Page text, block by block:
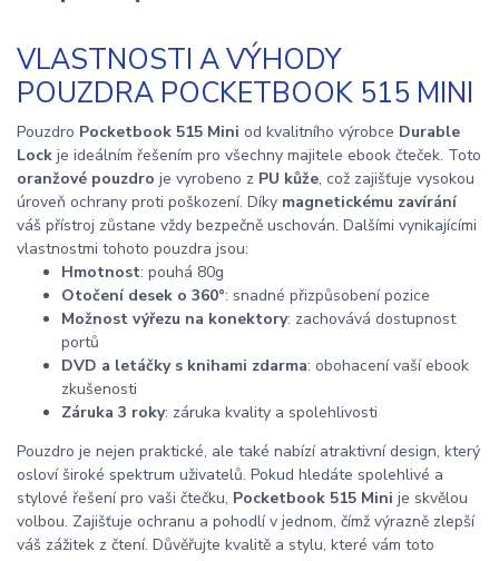
VLASTNOSTI A VÝHODY
POUZDRA POCKETBOOK 515 MINI
Pouzdro Pocketbook 515 Mini od kvalitního výrobce Durable
Lock je ideálním řešením pro všechny majitele ebook čteček. Toto
oranžové pouzdro je vyrobeno z PU kůže, což zajišťuje vysokou
úroveň ochrany proti poškození. Díky magnetickému zavírání
váš přístroj zůstane vždy bezpečně uschován. Dalšími vynikajícími
vlastnostmi tohoto pouzdra jsou:
Hmotnost: pouhá 80g
Otočení desek o 360°: snadné přizpůsobení pozice
Možnost výřezu na konektory: zachovává dostupnost
portů
DVD a letáčky s knihami zdarma: obohacení vaší ebook
zkušenosti
Záruka 3 roky: záruka kvality a spolehlivosti
Pouzdro je nejen praktické, ale také nabízí atraktivní design, který
osloví široké spektrum uživatelů. Pokud hledáte spolehlivé a
stylové řešení pro vaši čtečku, Pocketbook 515 Mini je skvělou
volbou. Zajišťuje ochranu a pohodlí v jednom, čímž výrazně zlepší
váš zážitek z čtení. Důvěřujte kvalitě a stylu, které vám toto